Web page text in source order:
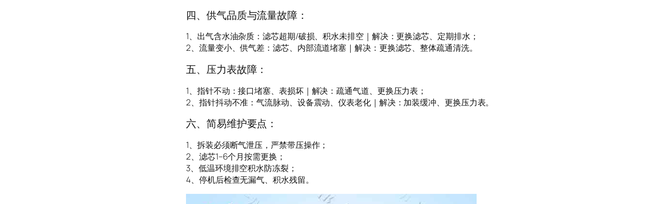
四、供气品质与流量故障：
1、出气含水油杂质：滤芯超期/破损、积水未排空｜解决：更换滤芯、定期排水；
2、流量变小、供气差：滤芯、内部流道堵塞｜解决：更换滤芯、整体疏通清洗。
五、压力表故障：
1、指针不动：接口堵塞、表损坏｜解决：疏通气道、更换压力表；
2、指针抖动不准：气流脉动、设备震动、仪表老化｜解决：加装缓冲、更换压力表。
六、简易维护要点：
1、拆装必须断气泄压，严禁带压操作；
2、滤芯1–6个月按需更换；
3、低温环境排空积水防冻裂；
4、停机后检查无漏气、积水残留。